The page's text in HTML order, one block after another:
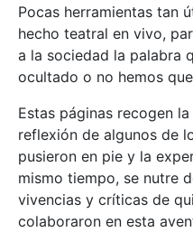
Pocas herramientas tan
hecho teatral en vivo,
a la sociedad la palabra
ocultado o no hemos
Estas páginas recogen
reflexión de algunos de
pusieron en pie y la
mismo tiempo, se nutre
vivencias y críticas de
colaboraron en esta